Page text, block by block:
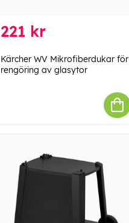
221 kr
Kärcher WV Mikrofiberdukar för
rengöring av glasytor